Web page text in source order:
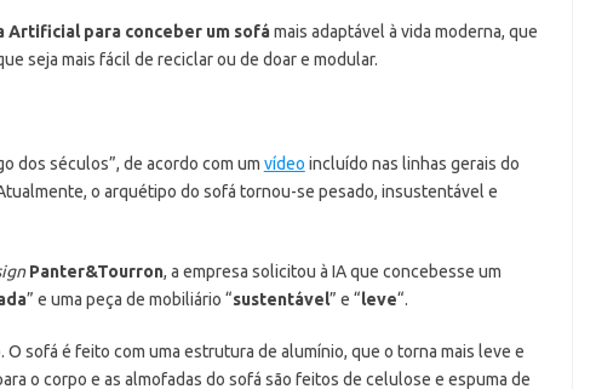
Artificial para conceber um sofámais adaptável à vida moderna, que
seja mais fácil de reciclar ou de doar e modular.
dos séculos”, de acordo com um vídeo incluído nas linhas gerais do
o arquétipo do sofá tornou-se pesado, insustentável e
Panter&Tourron, a empresa solicitou à IA que concebesse um
” e uma peça de mobiliário “sustentável” e “leve“.
. O sofá é feito com uma estrutura de alumínio, que o torna mais leve e
o corpo e as almofadas do sofá são feitos de celulose e espuma de